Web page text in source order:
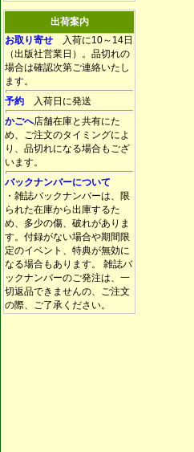
出荷案内
お取り寄せ 入荷に10～14日
（出版社営業日）。品切れの
場合は確認次第ご連絡いたし
ます。
予約 入荷日に発送
かごへ店舗在庫と共有にた
め、ご注文のタイミングによ
り、品切れになる場合もござ
います。
バックナンバーについて
・雑誌バックナンバーは、限
られた在庫から出庫するた
め、多少の傷、破れがありま
す。付録がない場合や期間限
定のイベント、特典が無効に
なる場合もあります。 雑誌バ
ックナンバーのご発注は、一
切返品できませんの、ご注文
の際、ご了承ください。